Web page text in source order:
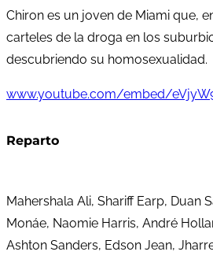
Chiron es un joven de Miami que,
carteles de la droga en los
descubriendo su homosexualidad.
www.youtube.com/embed/
Reparto
Mahershala Ali, Shariff Earp, Duan
Monáe, Naomie Harris, André
Ashton Sanders, Edson Jean,